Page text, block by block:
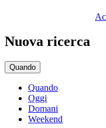
Nuova ricerca
Quando
Quando
Oggi
Domani
Weekend